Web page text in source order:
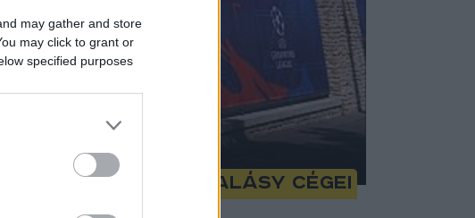
may gather and store
may click to grant or
specified purposes
a fideszes Balásy cégei